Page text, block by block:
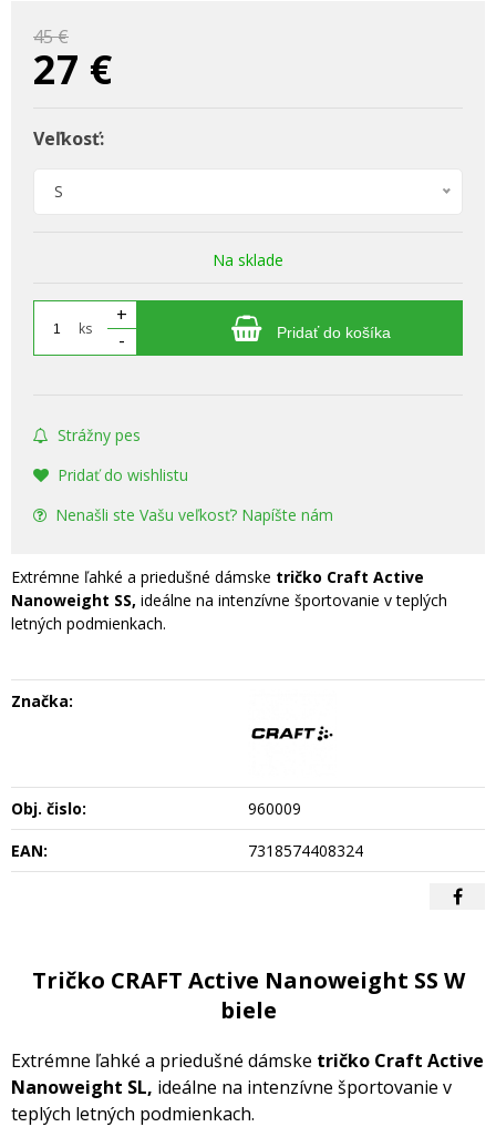
45 €
27 €
Veľkosť:
S
Na sklade
ks
+
-
Pridať do košíka
Strážny pes
Pridať do wishlistu
Nenašli ste Vašu veľkosť? Napíšte nám
Extrémne ľahké a priedušné dámske tričko Craft Active
Nanoweight SS, ideálne na intenzívne športovanie v teplých
letných podmienkach.
Značka:
Obj. čislo:
960009
EAN:
7318574408324
Tričko CRAFT Active Nanoweight SS W
biele
Extrémne ľahké a priedušné dámske tričko Craft Active
Nanoweight SL, ideálne na intenzívne športovanie v
teplých letných podmienkach.